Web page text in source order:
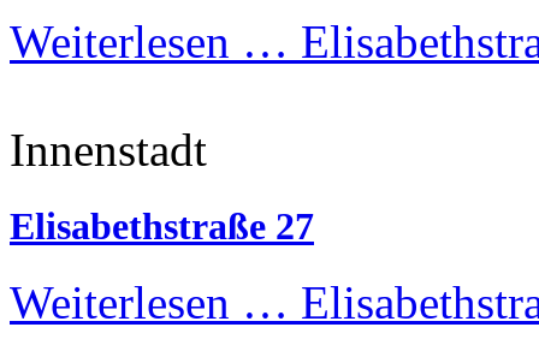
Weiterlesen …
Innenstadt
Elisabethstraße 27
Weiterlesen …